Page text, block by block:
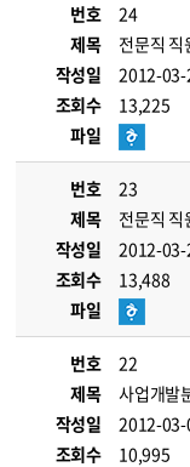
번호
24
제목
전문직 직
작성일
2012-03-
조회수
13,225
파일
번호
23
제목
전문직 직
작성일
2012-03-
조회수
13,488
파일
번호
22
제목
사업개발
작성일
2012-03-
조회수
10,995